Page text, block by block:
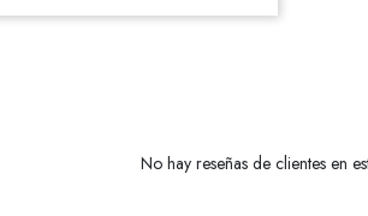
No hay reseñas de clientes en